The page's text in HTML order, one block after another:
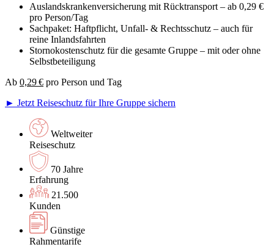
Auslandskrankenversicherung mit Rücktransport – ab 0,29 €
pro Person/Tag
Sachpaket: Haftpflicht, Unfall- & Rechtsschutz – auch für
reine Inlandsfahrten
Stornokostenschutz für die gesamte Gruppe – mit oder ohne
Selbstbeteiligung
Ab 0,29 € pro Person und Tag
► Jetzt Reiseschutz für Ihre Gruppe sichern
Weltweiter
Reiseschutz
70 Jahre
Erfahrung
21.500
Kunden
Günstige
Rahmentarife